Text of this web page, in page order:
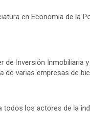
en Economía de la
Inversión Inmobiliaria
varias empresas de
todos los actores de la